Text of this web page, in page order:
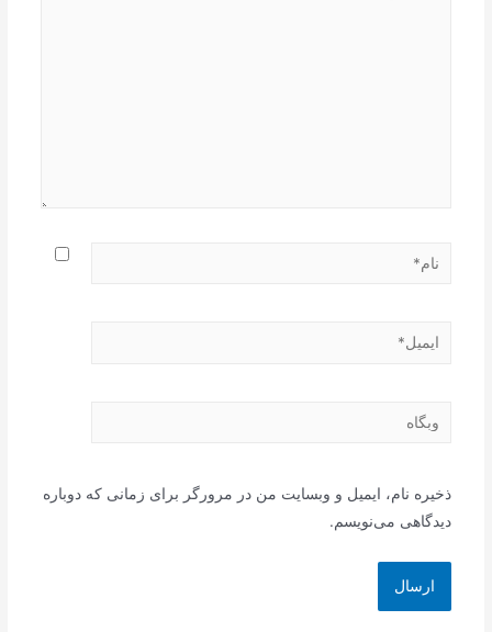
بنویسید…
نام*
ایمیل*
وبگاه
ذخیره نام، ایمیل و وبسایت من در مرورگر برای زمانی که دوباره
دیدگاهی می‌نویسم.